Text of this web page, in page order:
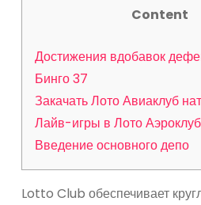
Content
Достижения вдобавок
Бинго 37
Закачать Лото Авиаклуб
Лайв-игры в Лото Аэроклуб
Введение основного депо
Lotto Club обеспечивает